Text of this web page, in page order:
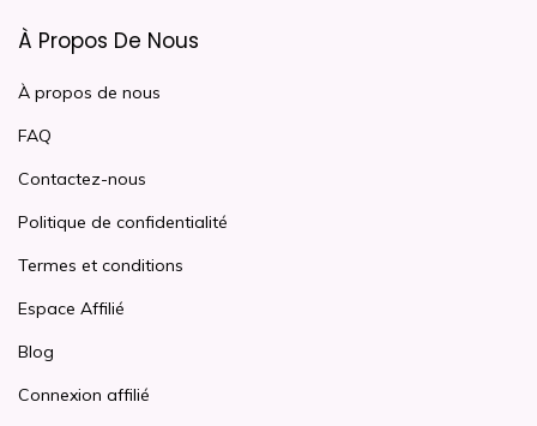
À Propos De Nous
À propos de nous
FAQ
Contactez-nous
Politique de confidentialité
Termes et conditions
Espace Affilié
Blog
Connexion affilié